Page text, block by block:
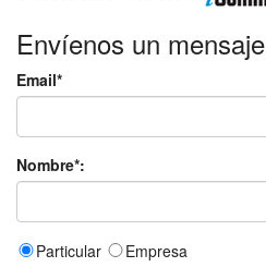
Envíenos un mensaje
Email*
Nombre*:
Particular
Empresa